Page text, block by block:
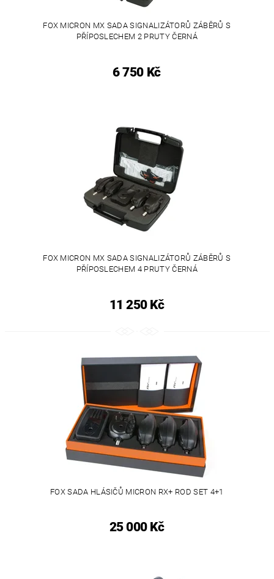
FOX MICRON MX SADA SIGNALIZÁTORŮ ZÁBĚRŮ S
PŘÍPOSLECHEM 2 PRUTY ČERNÁ
6 750 Kč
FOX MICRON MX SADA SIGNALIZÁTORŮ ZÁBĚRŮ S
PŘÍPOSLECHEM 4 PRUTY ČERNÁ
11 250 Kč
FOX SADA HLÁSIČŮ MICRON RX+ ROD SET 4+1
25 000 Kč